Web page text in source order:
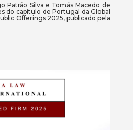
Patrão Silva e Tomás Macedo de
do capítulo de Portugal da Global
Offerings 2025, publicado pela